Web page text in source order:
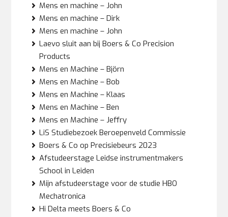
Mens en machine – John
Mens en machine – Dirk
Mens en machine – John
Laevo sluit aan bij Boers & Co Precision
Products
Mens en Machine – Björn
Mens en Machine – Bob
Mens en Machine – Klaas
Mens en Machine – Ben
Mens en Machine – Jeffry
LiS Studiebezoek Beroepenveld Commissie
Boers & Co op Precisiebeurs 2023
Afstudeerstage Leidse instrumentmakers
School in Leiden
Mijn afstudeerstage voor de studie HBO
Mechatronica
Hi Delta meets Boers & Co